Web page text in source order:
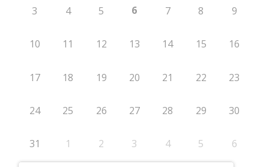
3 4 5 6 7 8 9
10 11 12 13 14 15 16
17 18 19 20 21 22 23
24 25 26 27 28 29 30
31 1 2 3 4 5 6